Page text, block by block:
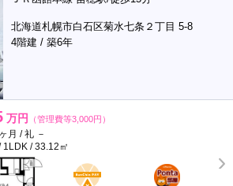
北海道札幌市白石区菊水七条２丁目 5-8
4階建 / 築6年
万円 （管理費等3,000円）
月 / 礼 －
1LDK / 33.12㎡
BunChinPAY
ポンタ
部屋